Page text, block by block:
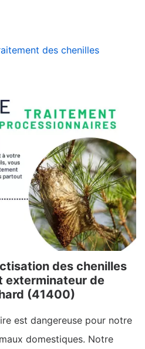
des chenilles
des chenilles
exterminateur de
(41400)
est dangereuse pour notre
domestiques. Notre